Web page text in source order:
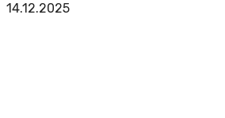
14.12.2025